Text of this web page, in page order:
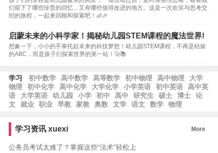
们留下了哪些珍贵的回忆，又有哪些值得改进的地方。这是一次欢笑与思考交
织的旅程，一起来回顾和探索吧！👶🎉
启蒙未来的小科学家！揭秘幼儿园STEM课程的魔法世界!
想象一下，小小的手掌托起未来的科技梦想！幼儿园STEM课程，不再是枯燥
的ABC，而是孩子们探索世界的第一站！🚀📚
学习 初中数学 高中数学 高等数学 初中物理 高中物理
大学
物理
初中化学 高中化学 大学化学 小学英语 初中英语
高中英
语
大学英语 幼儿园 小学 初中 高中 研究生 硕士 博士
论
文
就业 职业 早教 家教 奥数 文学 语文 数学 物理
学习资讯 xuexi More
公务员考试太难了？掌握这些“法术”轻松上